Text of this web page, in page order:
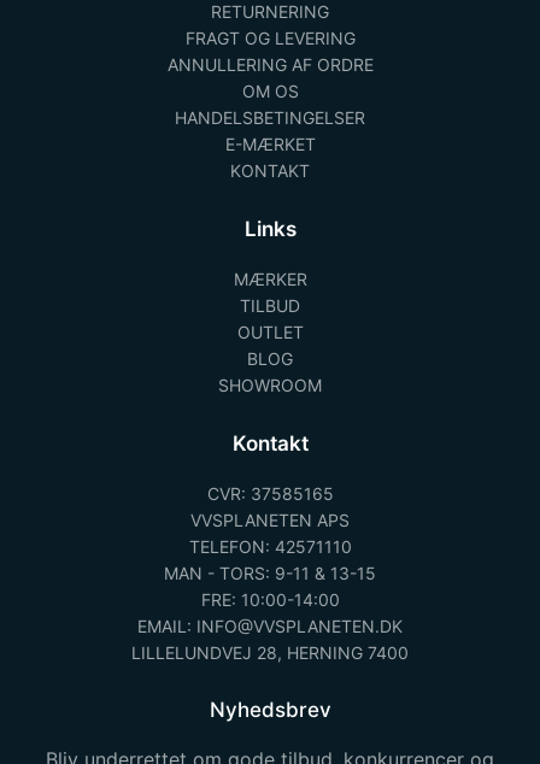
RETURNERING
FRAGT OG LEVERING
ANNULLERING AF ORDRE
OM OS
HANDELSBETINGELSER
E-MÆRKET
KONTAKT
Links
MÆRKER
TILBUD
OUTLET
BLOG
SHOWROOM
Kontakt
CVR: 37585165
VVSPLANETEN APS
TELEFON: 42571110
MAN - TORS: 9-11 & 13-15
FRE: 10:00-14:00
EMAIL: INFO@VVSPLANETEN.DK
LILLELUNDVEJ 28, HERNING 7400
Nyhedsbrev